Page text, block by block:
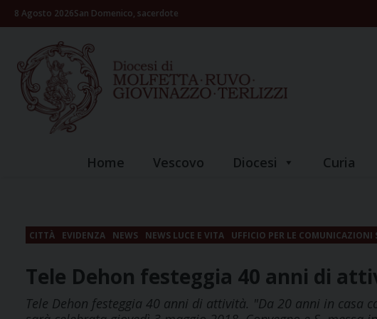
Skip8 Agosto 2026San Domenico, sacerdote
Home Vescovo Diocesi Curia
CITTÀ EVIDENZA NEWS NEWS LUCE E VITA UFFICIO PER LE COMUNICAZIONI
Tele Dehon festeggia 40 anni di
Tele Dehon festeggia 40 anni di attività. "Da 20 anni in casa